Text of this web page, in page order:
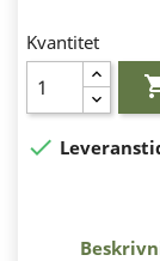
Kvantitet
